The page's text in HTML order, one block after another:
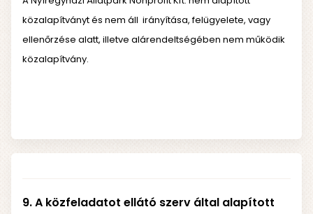
közalapítványt és nem áll irányítása, felügyelete, vagy
ellenőrzése alatt, illetve alárendeltségében nem működik
közalapítvány.
9. A közfeladatot ellátó szerv által alapított